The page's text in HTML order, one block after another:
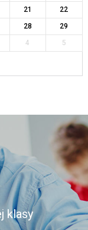
21
22
28
29
4 5
klasy